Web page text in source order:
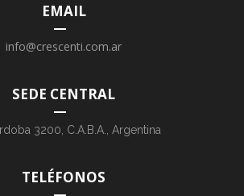
EMAIL
info@crescenti.com.ar
SEDE CENTRAL
3200, C.A.B.A., Argentina
TELÉFONOS